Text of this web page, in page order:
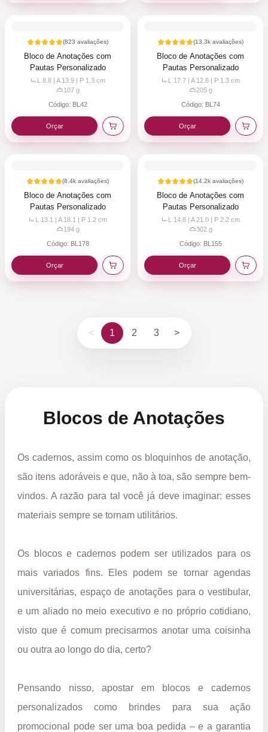
(823 avaliações)
Bloco de Anotações com
Pautas Personalizado
L 8.8 | A 13.9 | P 1.3 cm
107g
Código: BL42
Orçar
(13.3k avaliações)
Bloco de Anotações com
Pautas Personalizado
L 17.7 | A 12.6 | P 1.3 cm
205g
Código: BL74
Orçar
(8.4k avaliações)
Bloco de Anotações com
Pautas Personalizado
L 13.1 | A 18.1 | P 1.2 cm
194g
Código: BL178
Orçar
(14.2k avaliações)
Bloco de Anotações com
Pautas Personalizado
L 14.8 | A 21.0 | P 2.2 cm
302g
Código: BL155
Orçar
< 1 2 3 >
Blocos de Anotações
Os cadernos, assim como os bloquinhos de anotação,
são itens adoráveis e que, não à toa, são sempre bem-
vindos. A razão para tal você já deve imaginar: esses
materiais sempre se tornam utilitários.
Os blocos e cadernos podem ser utilizados para os
mais variados fins. Eles podem se tornar agendas
universitárias, espaço de anotações para o vestibular,
e um aliado no meio executivo e no próprio cotidiano,
visto que é comum precisarmos anotar uma coisinha
ou outra ao longo do dia, certo?
Pensando nisso, apostar em blocos e cadernos
personalizados como brindes para sua ação
promocional pode ser uma boa pedida – e a garantia